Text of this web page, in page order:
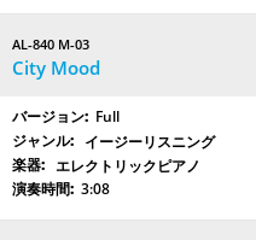
AL-840 M-03
City Mood
Full
イージーリスニング
エレクトリックピアノ
3:08